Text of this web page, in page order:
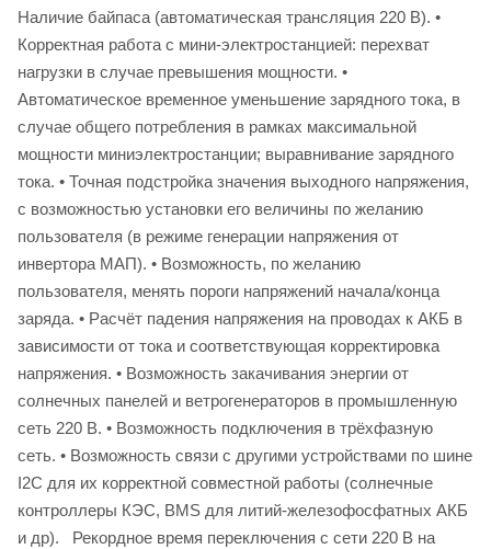
Наличие байпаса (автоматическая трансляция 220 В). •
Корректная работа с мини-электростанцией: перехват
нагрузки в случае превышения мощности. •
Автоматическое временное уменьшение зарядного тока, в
случае общего потребления в рамках максимальной
мощности миниэлектростанции; выравнивание зарядного
тока. • Точная подстройка значения выходного напряжения,
с возможностью установки его величины по желанию
пользователя (в режиме генерации напряжения от
инвертора МАП). • Возможность, по желанию
пользователя, менять пороги напряжений начала/конца
заряда. • Расчёт падения напряжения на проводах к АКБ в
зависимости от тока и соответствующая корректировка
напряжения. • Возможность закачивания энергии от
солнечных панелей и ветрогенераторов в промышленную
сеть 220 В. • Возможность подключения в трёхфазную
сеть. • Возможность связи с другими устройствами по шине
I2C для их корректной совместной работы (солнечные
контроллеры КЭС, BMS для литий-железофосфатных АКБ
и др). Рекордное время переключения с сети 220 В на